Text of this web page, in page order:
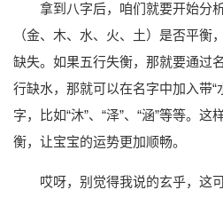
拿到八字后，咱们就要开始分
（金、木、水、火、土）是否平衡
缺失。如果五行失衡，那就要通过
行缺水，那就可以在名字中加入带“
字，比如“沐”、“泽”、“涵”等等。
衡，让宝宝的运势更加顺畅。
哎呀，别觉得我说的玄乎，这